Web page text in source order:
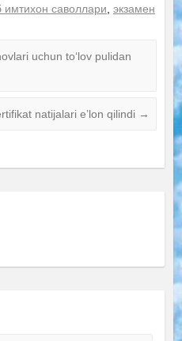
имтихон саволлари, экзамен
uchun to‘lov pulidan
natijalari e’lon qilindi →